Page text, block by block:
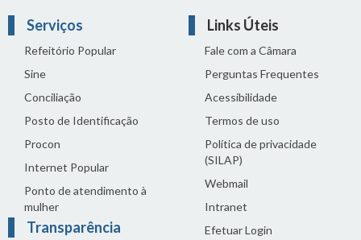
Serviços
Refeitório Popular
Sine
Conciliação
Posto de Identificação
Procon
Internet Popular
Ponto de atendimento à
mulher
Transparência
Links Úteis
Fale com a Câmara
Perguntas Frequentes
Acessibilidade
Termos de uso
Política de privacidade
(SILAP)
Webmail
Intranet
Efetuar Login